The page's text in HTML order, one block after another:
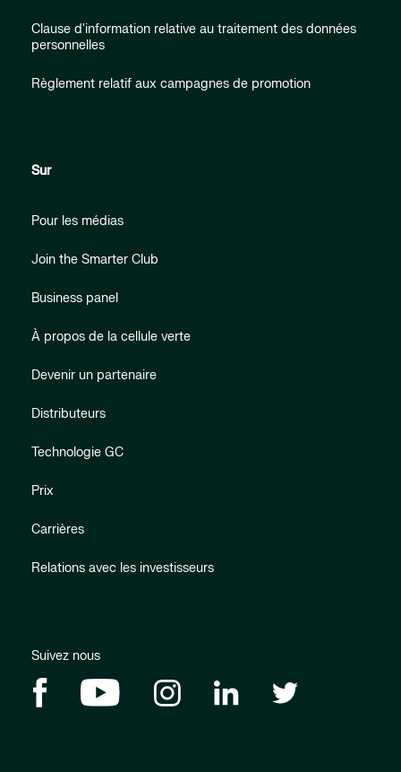
Clause d'information relative au traitement des données
personnelles
Règlement relatif aux campagnes de promotion
Sur
Pour les médias
Join the Smarter Club
Business panel
À propos de la cellule verte
Devenir un partenaire
Distributeurs
Technologie GC
Prix
Carrières
Relations avec les investisseurs
Suivez nous